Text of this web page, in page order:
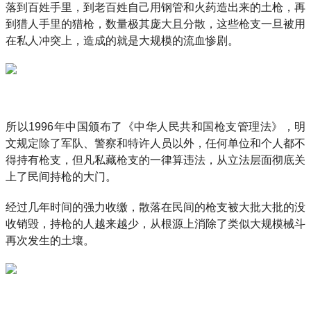
落到百姓手里，到老百姓自己用钢管和火药造出来的土枪，再
到猎人手里的猎枪，数量极其庞大且分散，这些枪支一旦被用
在私人冲突上，造成的就是大规模的流血惨剧。
所以1996年中国颁布了《中华人民共和国枪支管理法》，明
文规定除了军队、警察和特许人员以外，任何单位和个人都不
得持有枪支，但凡私藏枪支的一律算违法，从立法层面彻底关
上了民间持枪的大门。
经过几年时间的强力收缴，散落在民间的枪支被大批大批的没
收销毁，持枪的人越来越少，从根源上消除了类似大规模械斗
再次发生的土壤。